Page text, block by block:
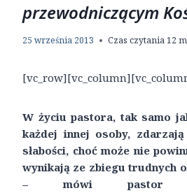
przewodniczącym
25 września 2013 Czas czytania12
W życiu pastora, tak samo
każdej innej osoby,
słabości, choć może nie
wynikają ze zbiegu trudnych
– mówi pastor